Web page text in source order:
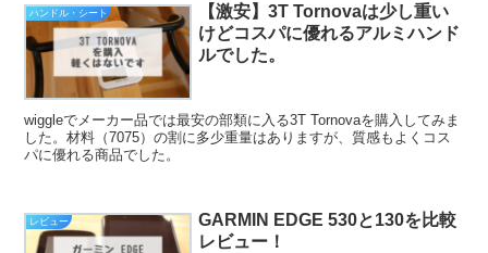
ハンドル・シート
【激安】3T Tornovaは少し重い
けどコスパに優れるアルミハンド
ルでした。
wiggleでメーカー品では最安の部類に入る3T Tornovaを購入してみま
した。材料（7075）の割に多少重量はありますが、質感もよくコス
パに優れる商品でした。
レビュー
GARMIN EDGE 530と130を比較
レビュー！